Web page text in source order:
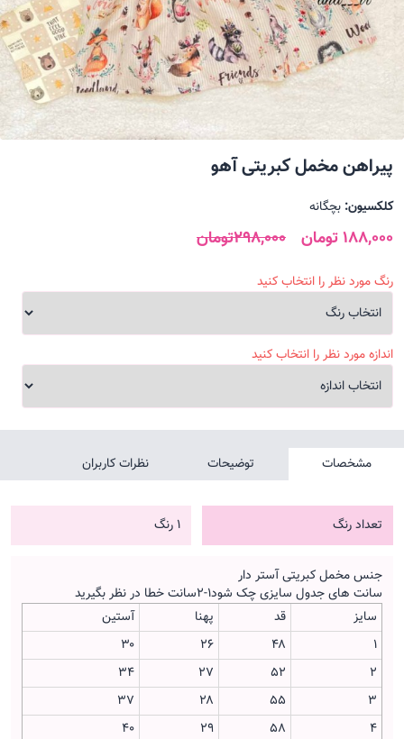
پیراهن مخمل کبریتی آهو
کلکسیون: بچگانه
188,000 تومان 298,000تومان
رنگ مورد نظر را انتخاب کنید
اندازه مورد نظر را انتخاب کنید
مشخصات توضیحات نظرات کاربران
تعداد رنگ 1 رنگ
جنس مخمل کبریتی آستر دار
سانت های جدول سایزی چک شود۱-۲سانت خطا در نظر بگیرید
سایز
قد پهنا
آستین
1
۴۸ ۲۶
۳۰
2
۵۲ ۲۷
۳۴
3
۵۵ ۲۸
۳۷
4
۵۸ ۲۹
۴۰